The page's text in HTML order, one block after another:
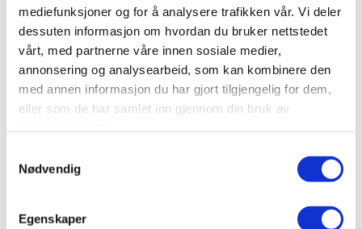
mediefunksjoner og for å analysere trafikken vår. Vi deler
dessuten informasjon om hvordan du bruker nettstedet
vårt, med partnerne våre innen sosiale medier,
annonsering og analysearbeid, som kan kombinere den
med annen informasjon du har gjort tilgjengelig for dem,
eller som de har samlet inn gjennom din bruk av
Nødvendig
Egenskaper
Bransje
Omsetning og drift av fast eiendom
Ta kontakt
41806880
Er dette din bedriftsprofil?